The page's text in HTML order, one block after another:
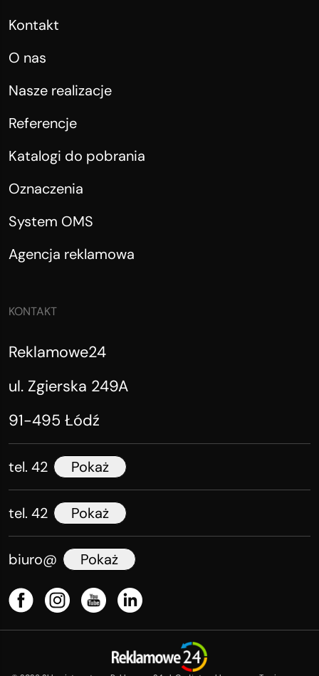
Kontakt
O nas
Nasze realizacje
Referencje
Katalogi do pobrania
Oznaczenia
System OMS
Agencja reklamowa
KONTAKT
Reklamowe24
ul. Zgierska 249A
91-495 Łódź
tel. 42 Pokaż
tel. 42 Pokaż
biuro@ Pokaż